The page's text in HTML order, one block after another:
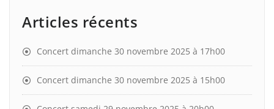
Articles récents
Concert dimanche 30 novembre 2025 à 17h00
Concert dimanche 30 novembre 2025 à 15h00